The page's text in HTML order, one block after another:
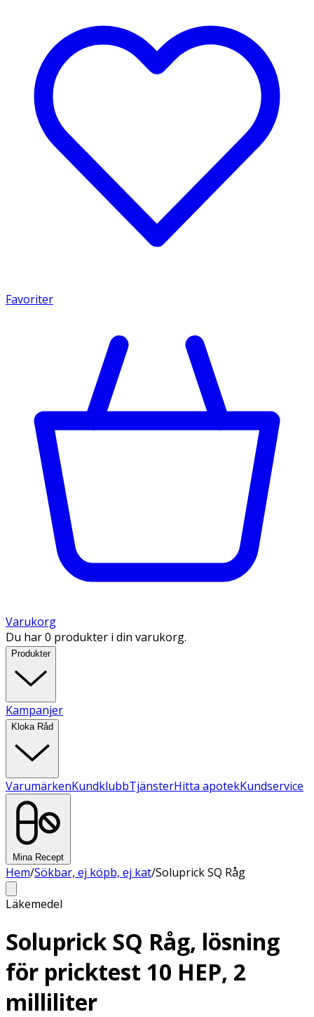
Favoriter
Varukorg
Du har 0 produkter i din varukorg.
Produkter
Kampanjer
Kloka Råd
VarumärkenKundklubbTjänsterHitta apotekKundservice
Mina Recept
Hem/Sökbar, ej köpb, ej kat/Soluprick SQ Råg
Läkemedel
Soluprick SQ Råg, lösning
för pricktest 10 HEP, 2
milliliter